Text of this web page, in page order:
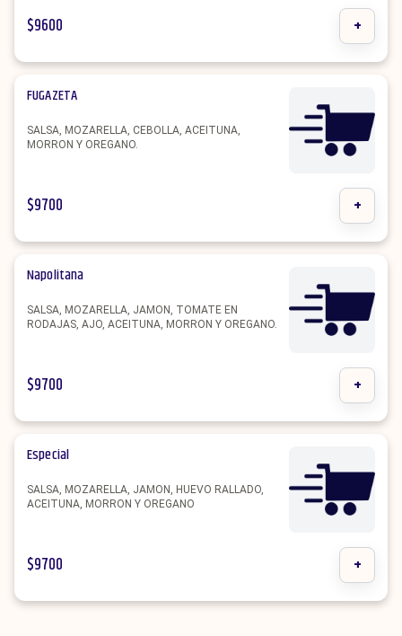
$9600 +
FUGAZETA
SALSA, MOZARELLA, CEBOLLA, ACEITUNA,
MORRON Y OREGANO.
$9700 +
Napolitana
SALSA, MOZARELLA, JAMON, TOMATE EN
RODAJAS, AJO, ACEITUNA, MORRON Y OREGANO.
$9700 +
Especial
SALSA, MOZARELLA, JAMON, HUEVO RALLADO,
ACEITUNA, MORRON Y OREGANO
$9700 +